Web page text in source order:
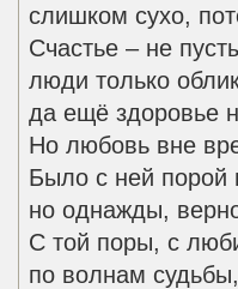
слишком сухо,
Счастье – не
люди только
да ещё здоровье
Но любовь вне
Было с ней порой
но однажды,
С той поры, с
по волнам